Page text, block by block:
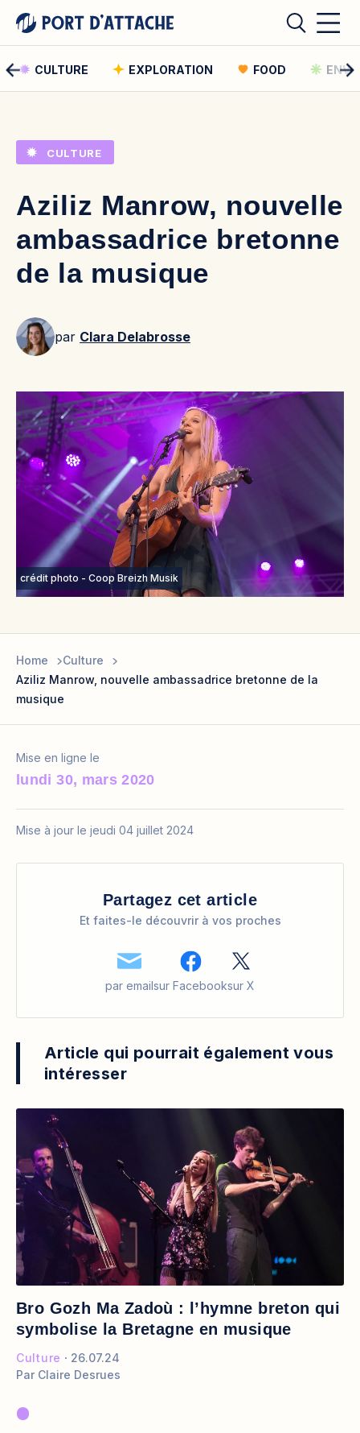
CULTURE EXPLORATION FOOD
Comment pouvons-nous vous aider ?
Rechercher
CULTURE
Aziliz Manrow, nouvelle
ambassadrice bretonne
de la musique
par Clara Delabrosse
crédit photo - Coop Breizh Musik
Home
Culture
Aziliz Manrow, nouvelle ambassadrice bretonne de la
musique
Mise en ligne le
lundi 30, mars 2020
Mise à jour le jeudi 04 juillet 2024
Partagez cet article
Et faites-le découvrir à vos proches
par emailsur Facebooksur X
Article qui pourrait également vous
intéresser
Bro Gozh Ma Zadoù : l’hymne breton qui
symbolise la Bretagne en musique
Culture
26.07.24
Par Claire Desrues